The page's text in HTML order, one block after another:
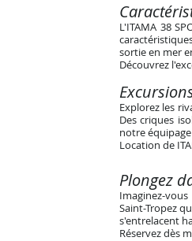
L'ITAMA 38
sortie en mer
Découvrez
Explorez les
Des criques
notre
Location de
Plongez
Imaginez-
Saint-Tropez
s'entrelacent
Réservez dès